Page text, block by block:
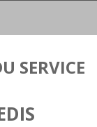
SERVICE